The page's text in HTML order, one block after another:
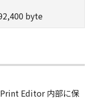
せん。
ティングジャパ
のライセンサー
付随または関
間接的な損失、
byte
Editor 内部に保